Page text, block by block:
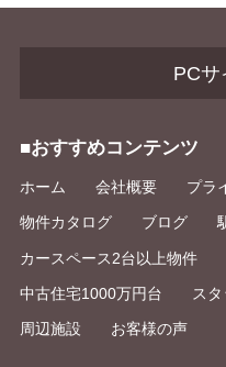
PCサ
■おすすめコンテンツ
ホーム 会社概要 プラ
物件カタログ ブログ
カースペース2台以上物件
中古住宅1000万円台 ス
周辺施設 お客様の声